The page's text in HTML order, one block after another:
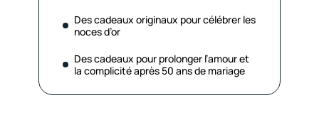
Des cadeaux originaux pour célébrer les
noces d’or
Des cadeaux pour prolonger l’amour et
la complicité après 50 ans de mariage